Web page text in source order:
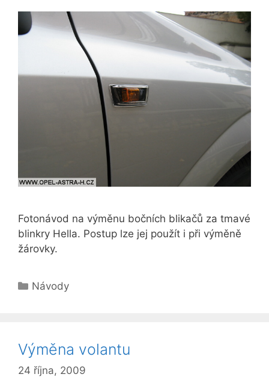
Fotonávod na výměnu bočních blikačů za tmavé
blinkry Hella. Postup lze jej použít i při výměně
žárovky.
Rubriky
Návody
Výměna volantu
24 října, 2009